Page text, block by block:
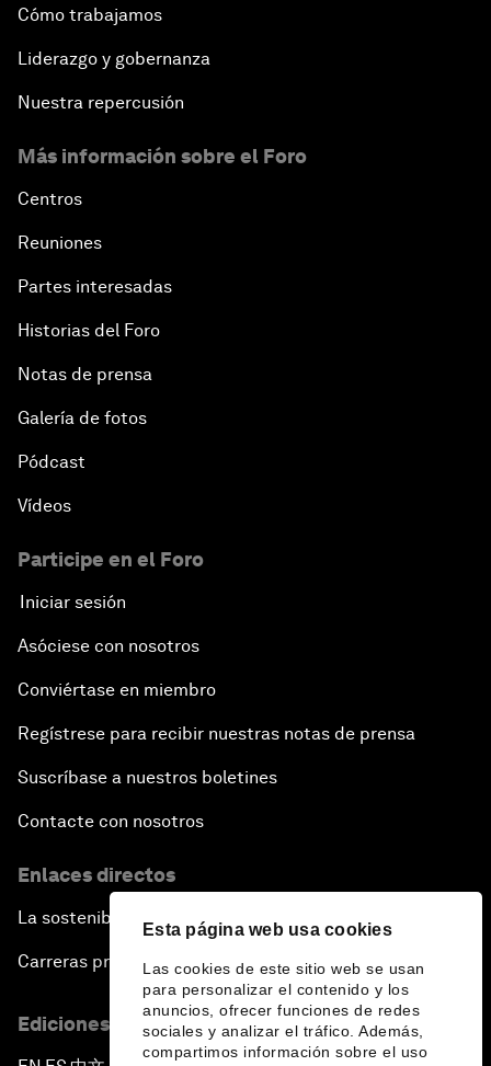
Esta página web usa cookies
Las cookies de este sitio web se usan
para personalizar el contenido y los
anuncios, ofrecer funciones de redes
sociales y analizar el tráfico. Además,
compartimos información sobre el uso
Cómo trabajamos
Liderazgo y gobernanza
Nuestra repercusión
Más información sobre el Foro
Centros
Reuniones
Partes interesadas
Historias del Foro
Notas de prensa
Galería de fotos
Pódcast
Vídeos
Participe en el Foro
Iniciar sesión
Asóciese con nosotros
Conviértase en miembro
Regístrese para recibir nuestras notas de prensa
Suscríbase a nuestros boletines
Contacte con nosotros
Enlaces directos
La sostenibilidad en el Foro
Carreras profesionales
Ediciones en otros idiomas